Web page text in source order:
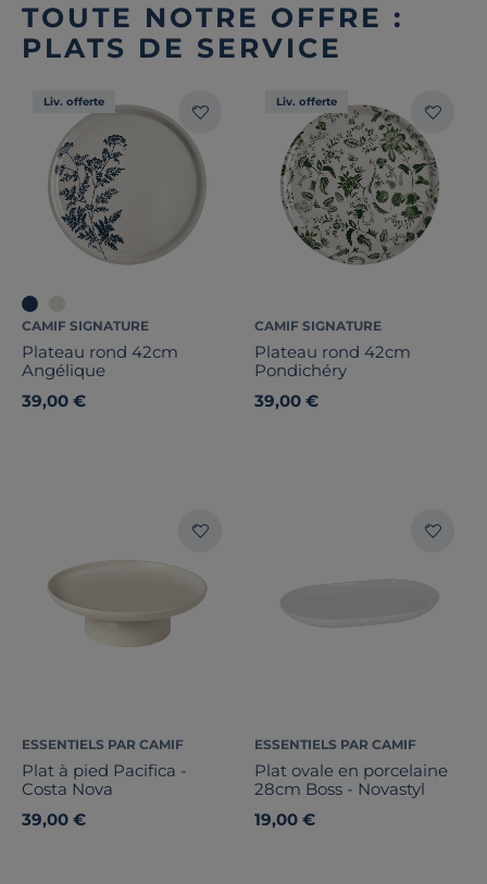
TOUTE NOTRE OFFRE :
PLATS DE SERVICE
Liv. offerte
CAMIF SIGNATURE
Plateau rond 42cm
Angélique
39,00 €
Liv. offerte
CAMIF SIGNATURE
Plateau rond 42cm
Pondichéry
39,00 €
ESSENTIELS PAR CAMIF
Plat à pied Pacifica -
Costa Nova
39,00 €
ESSENTIELS PAR CAMIF
Plat ovale en porcelaine
28cm Boss - Novastyl
19,00 €